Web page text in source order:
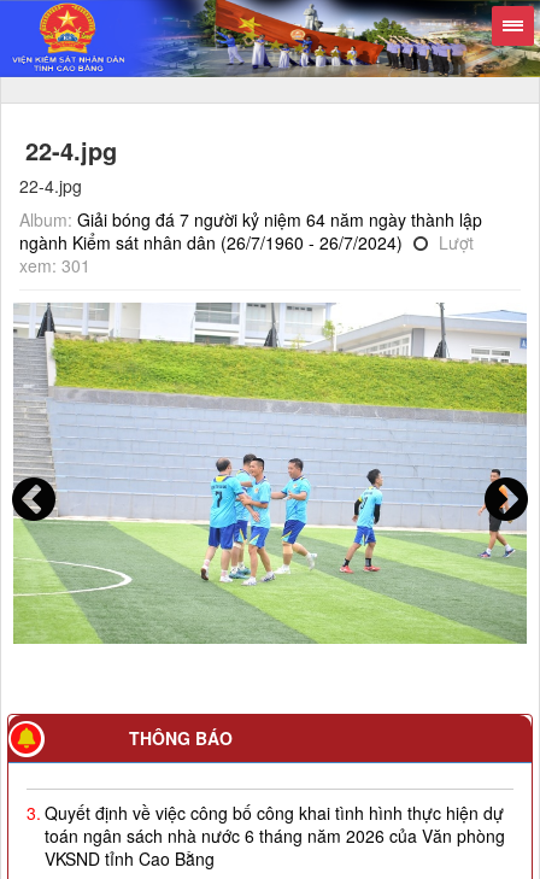
22-4.jpg
22-4.jpg
Album: Giải bóng đá 7 người kỷ niệm 64 năm ngày thành lập
ngành Kiểm sát nhân dân (26/7/1960 - 26/7/2024)
Lượt
xem: 301
THÔNG BÁO
2.
Quyết định về việc công bố công khai giao dự toán NSNN
Quyết định về việc công bố công khai tình hình thực hiện dự
toán ngân sách nhà nước 6 tháng năm 2026 của Văn phòng
VKSND tỉnh Cao Bằng